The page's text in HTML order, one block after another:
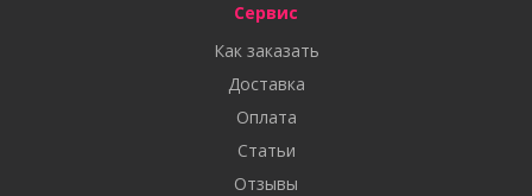
Сервис
Как заказать
Доставка
Оплата
Статьи
Отзывы